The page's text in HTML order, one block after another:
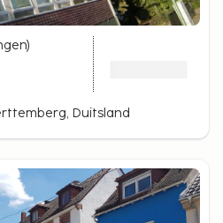
)
Duitsland